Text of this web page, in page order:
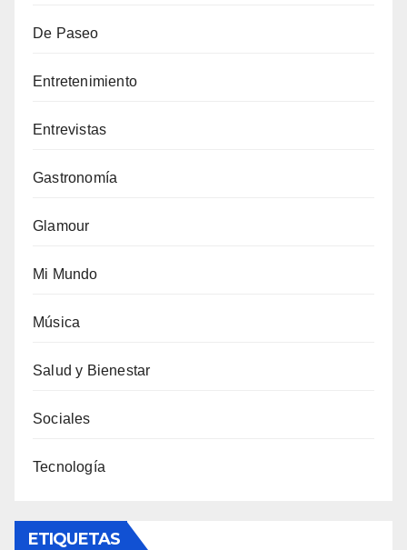
De Paseo
Entretenimiento
Entrevistas
Gastronomía
Glamour
Mi Mundo
Música
Salud y Bienestar
Sociales
Tecnología
ETIQUETAS